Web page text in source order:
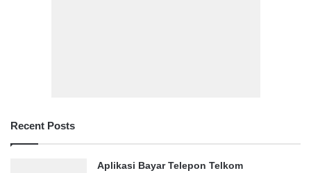
Recent Posts
Aplikasi Bayar Telepon Telkom